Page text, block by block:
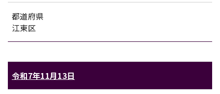
都道府県
江東区
令和7年11月13日